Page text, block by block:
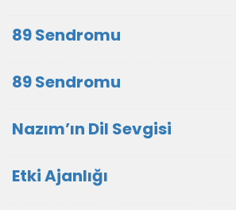
89 Sendromu
89 Sendromu
Nazım’ın Dil Sevgisi
Etki Ajanlığı